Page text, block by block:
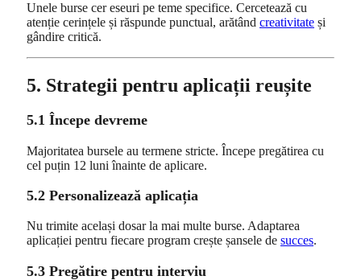
Unele burse cer eseuri pe teme specifice. Cercetează cu
atenție cerințele și răspunde punctual, arătând creativitate și
gândire critică.
5. Strategii pentru aplicații reușite
5.1 Începe devreme
Majoritatea bursele au termene stricte. Începe pregătirea cu
cel puțin 12 luni înainte de aplicare.
5.2 Personalizează aplicația
Nu trimite același dosar la mai multe burse. Adaptarea
aplicației pentru fiecare program crește șansele de succes.
5.3 Pregătire pentru interviu